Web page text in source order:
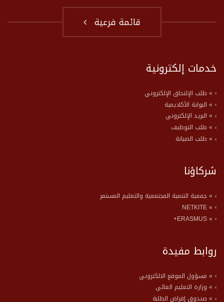
قائمة فرعية
خدمات إلكترونية
» طلب الإلتحاق الإلكتروني
» البوابة الأكاديمية
» البريد الإلكتروني
» طلب التوظيف
» طلب الصيانة
شركاؤنا
» جمعية التنمية المجتمعية والتعليم المستمر
» NETKITE
» ERASMUS+
روابط مفيدة
» مسؤول الموقع الالكتروني
» وزارة التعليم العالي
» صندوق إقراض الطلبة